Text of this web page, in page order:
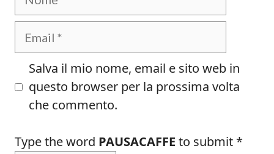
Email
Salva il mio nome, email e sito web in
questo browser per la prossima volta
che commento.
Type the word PAUSACAFFE to submit *